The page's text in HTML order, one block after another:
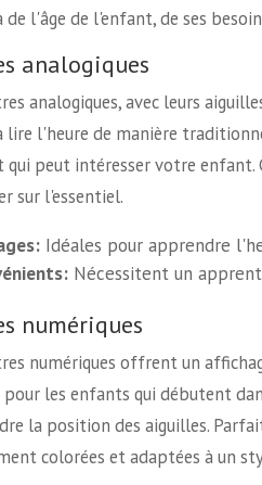
de l'âge de l'enfant, de ses
analogiques
analogiques, avec leurs
lire l'heure de manière
peut intéresser votre enfant.
sur l'essentiel.
Idéales pour apprendre
Nécessitent un
numériques
numériques offrent un
les enfants qui débutent
la position des aiguilles.
colorées et adaptées à un